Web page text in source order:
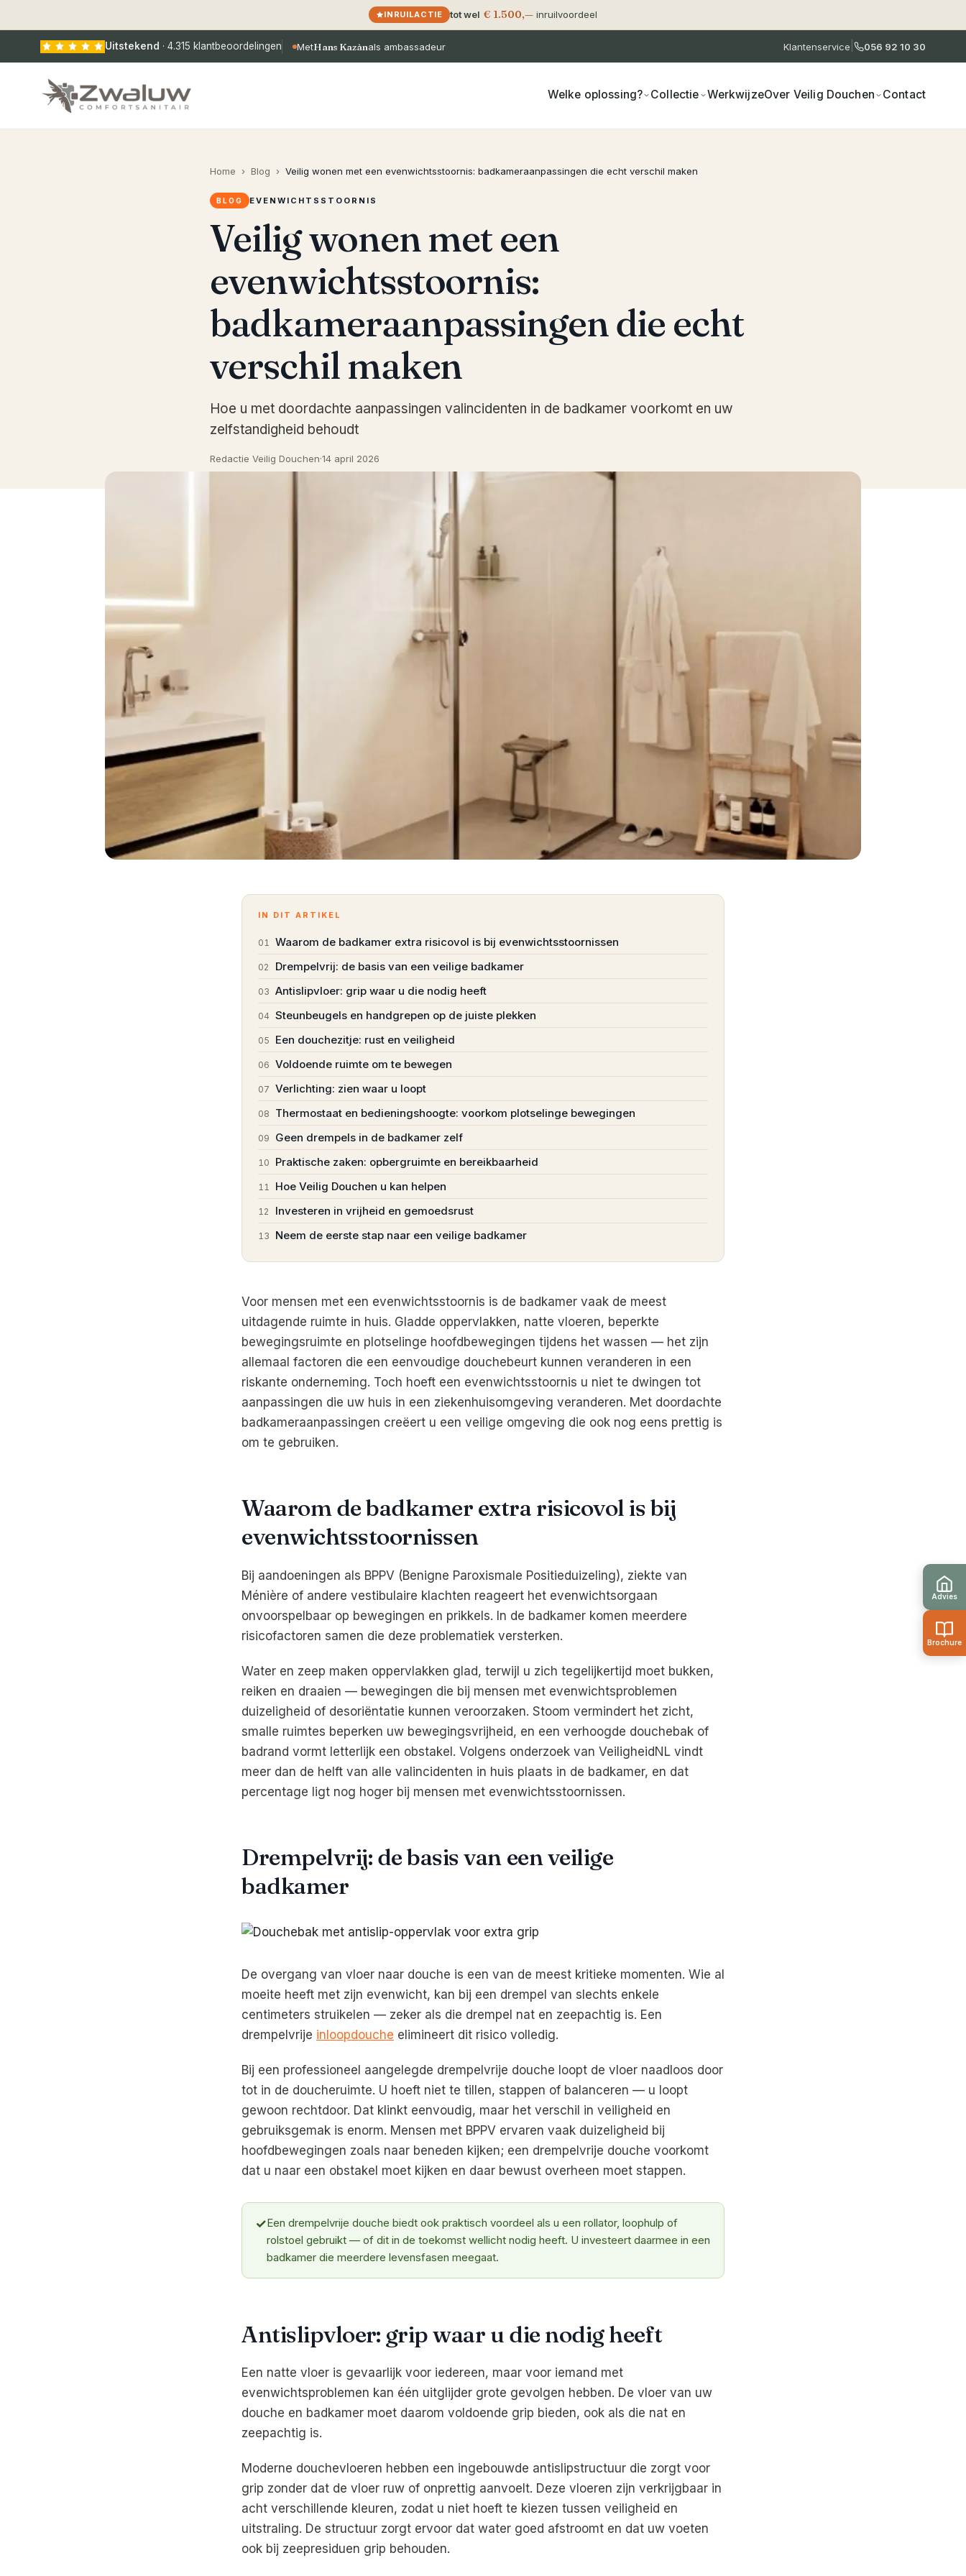
INRUILACTIE tot wel € 1.500,— inruilvoordeel
Uitstekend · 4.315 klantbeoordelingen MetHans Kazànals ambassadeur Klantenservice 056 92 10 30
Welke oplossing? Collectie WerkwijzeOver Veilig Douchen Contact
Home › Blog › Veilig wonen met een evenwichtsstoornis: badkameraanpassingen die echt verschil maken
BLOG EVENWICHTSSTOORNIS
Veilig wonen met een
evenwichtsstoornis:
badkameraanpassingen die echt
verschil maken
Hoe u met doordachte aanpassingen valincidenten in de badkamer voorkomt en uw
zelfstandigheid behoudt
Redactie Veilig Douchen·14 april 2026
IN DIT ARTIKEL
01 Waarom de badkamer extra risicovol is bij evenwichtsstoornissen
02 Drempelvrij: de basis van een veilige badkamer
03 Antislipvloer: grip waar u die nodig heeft
04 Steunbeugels en handgrepen op de juiste plekken
05 Een douchezitje: rust en veiligheid
06 Voldoende ruimte om te bewegen
07 Verlichting: zien waar u loopt
08 Thermostaat en bedieningshoogte: voorkom plotselinge bewegingen
09 Geen drempels in de badkamer zelf
10 Praktische zaken: opbergruimte en bereikbaarheid
11 Hoe Veilig Douchen u kan helpen
12 Investeren in vrijheid en gemoedsrust
13 Neem de eerste stap naar een veilige badkamer
Voor mensen met een evenwichtsstoornis is de badkamer vaak de meest
uitdagende ruimte in huis. Gladde oppervlakken, natte vloeren, beperkte
bewegingsruimte en plotselinge hoofdbewegingen tijdens het wassen — het zijn
allemaal factoren die een eenvoudige douchebeurt kunnen veranderen in een
riskante onderneming. Toch hoeft een evenwichtsstoornis u niet te dwingen tot
aanpassingen die uw huis in een ziekenhuisomgeving veranderen. Met doordachte
badkameraanpassingen creëert u een veilige omgeving die ook nog eens prettig is
om te gebruiken.
Waarom de badkamer extra risicovol is bij
evenwichtsstoornissen
Bij aandoeningen als BPPV (Benigne Paroxismale Positieduizeling), ziekte van
Ménière of andere vestibulaire klachten reageert het evenwichtsorgaan
onvoorspelbaar op bewegingen en prikkels. In de badkamer komen meerdere
risicofactoren samen die deze problematiek versterken.
Water en zeep maken oppervlakken glad, terwijl u zich tegelijkertijd moet bukken,
reiken en draaien — bewegingen die bij mensen met evenwichtsproblemen
duizeligheid of desoriëntatie kunnen veroorzaken. Stoom vermindert het zicht,
smalle ruimtes beperken uw bewegingsvrijheid, en een verhoogde douchebak of
badrand vormt letterlijk een obstakel. Volgens onderzoek van VeiligheidNL vindt
meer dan de helft van alle valincidenten in huis plaats in de badkamer, en dat
percentage ligt nog hoger bij mensen met evenwichtsstoornissen.
Drempelvrij: de basis van een veilige
badkamer
De overgang van vloer naar douche is een van de meest kritieke momenten. Wie al
moeite heeft met zijn evenwicht, kan bij een drempel van slechts enkele
centimeters struikelen — zeker als die drempel nat en zeepachtig is. Een
drempelvrije inloopdouche elimineert dit risico volledig.
Bij een professioneel aangelegde drempelvrije douche loopt de vloer naadloos door
tot in de doucheruimte. U hoeft niet te tillen, stappen of balanceren — u loopt
gewoon rechtdoor. Dat klinkt eenvoudig, maar het verschil in veiligheid en
gebruiksgemak is enorm. Mensen met BPPV ervaren vaak duizeligheid bij
hoofdbewegingen zoals naar beneden kijken; een drempelvrije douche voorkomt
dat u naar een obstakel moet kijken en daar bewust overheen moet stappen.
✓Een drempelvrije douche biedt ook praktisch voordeel als u een rollator, loophulp of
rolstoel gebruikt — of dit in de toekomst wellicht nodig heeft. U investeert daarmee in een
badkamer die meerdere levensfasen meegaat.
Antislipvloer: grip waar u die nodig heeft
Een natte vloer is gevaarlijk voor iedereen, maar voor iemand met
evenwichtsproblemen kan één uitglijder grote gevolgen hebben. De vloer van uw
douche en badkamer moet daarom voldoende grip bieden, ook als die nat en
zeepachtig is.
Moderne douchevloeren hebben een ingebouwde antislipstructuur die zorgt voor
grip zonder dat de vloer ruw of onprettig aanvoelt. Deze vloeren zijn verkrijgbaar in
acht verschillende kleuren, zodat u niet hoeft te kiezen tussen veiligheid en
uitstraling. De structuur zorgt ervoor dat water goed afstroomt en dat uw voeten
ook bij zeepresiduen grip behouden.